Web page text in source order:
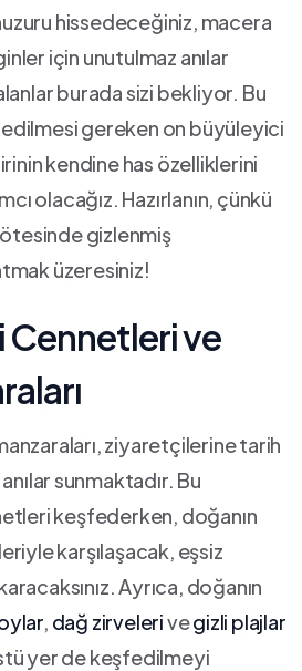
hissedeceğiniz, macera
için unutulmaz anılar
burada sizi bekliyor. Bu
gereken on büyüleyici
kendine has özelliklerini
olacağız. Hazırlanın, çünkü
⁣ötesinde gizlenmiş‍
üzeresiniz!
Cennetleri ve
ziyaretçilerine tarih
sunmaktadır. Bu
keşfederken, doğanın
‌karşılaşacak, eşsiz
Ayrıca, doğanın
, dağ zirvelerivegizli plajlar
‌yer de ‍keşfedilmeyi